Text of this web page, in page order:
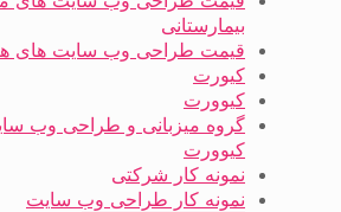
بیمارستانی
قیمت طراحی وب سایت های
کیورت
کیوورت
گروه میزبانی و طراحی وب
کیوورت
نمونه کار شرکتی
نمونه کار طراحی وب سایت